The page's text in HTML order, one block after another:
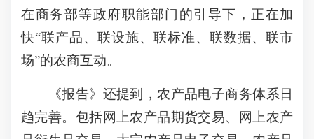
在商务部等政府职能部门的引导下，正在加
快“联产品、联设施、联标准、联数据、联市
场”的农商互动。
《报告》还提到，农产品电子商务体系日
趋完善。包括网上农产品期货交易、网上农产